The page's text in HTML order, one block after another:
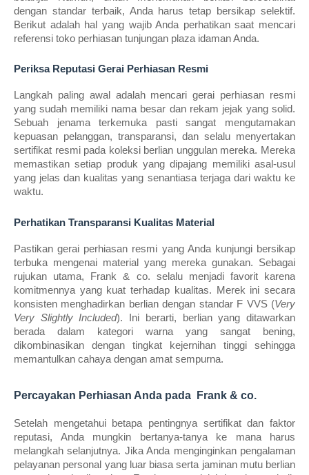
dengan standar terbaik, Anda harus tetap bersikap selektif.
Berikut adalah hal yang wajib Anda perhatikan saat mencari
referensi toko perhiasan tunjungan plaza idaman Anda.
Periksa Reputasi Gerai Perhiasan Resmi
Langkah paling awal adalah mencari gerai perhiasan resmi
yang sudah memiliki nama besar dan rekam jejak yang solid.
Sebuah jenama terkemuka pasti sangat mengutamakan
kepuasan pelanggan, transparansi, dan selalu menyertakan
sertifikat resmi pada koleksi berlian unggulan mereka. Mereka
memastikan setiap produk yang dipajang memiliki asal-usul
yang jelas dan kualitas yang senantiasa terjaga dari waktu ke
waktu.
Perhatikan Transparansi Kualitas Material
Pastikan gerai perhiasan resmi yang Anda kunjungi bersikap
terbuka mengenai material yang mereka gunakan. Sebagai
rujukan utama, Frank & co. selalu menjadi favorit karena
komitmennya yang kuat terhadap kualitas. Merek ini secara
konsisten menghadirkan berlian dengan standar F VVS (Very
Very Slightly Included). Ini berarti, berlian yang ditawarkan
berada dalam kategori warna yang sangat bening,
dikombinasikan dengan tingkat kejernihan tinggi sehingga
memantulkan cahaya dengan amat sempurna.
Percayakan Perhiasan Anda pada  Frank & co.
Setelah mengetahui betapa pentingnya sertifikat dan faktor
reputasi, Anda mungkin bertanya-tanya ke mana harus
melangkah selanjutnya. Jika Anda menginginkan pengalaman
pelayanan personal yang luar biasa serta jaminan mutu berlian